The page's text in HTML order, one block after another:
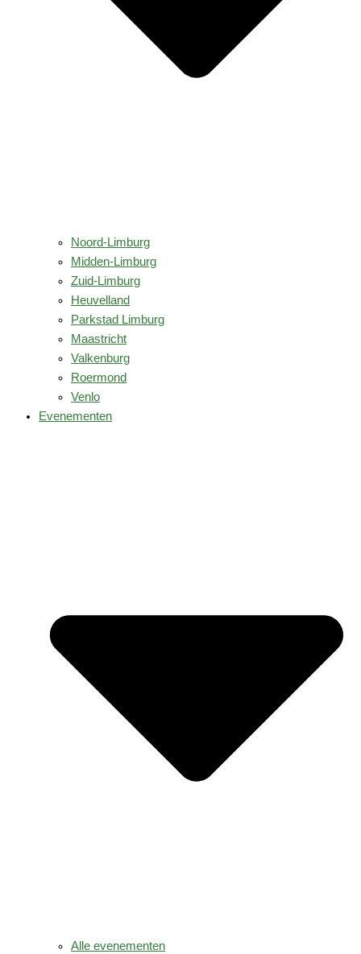
Noord-Limburg
Midden-Limburg
Zuid-Limburg
Heuvelland
Parkstad Limburg
Maastricht
Valkenburg
Roermond
Venlo
Evenementen
Alle evenementen